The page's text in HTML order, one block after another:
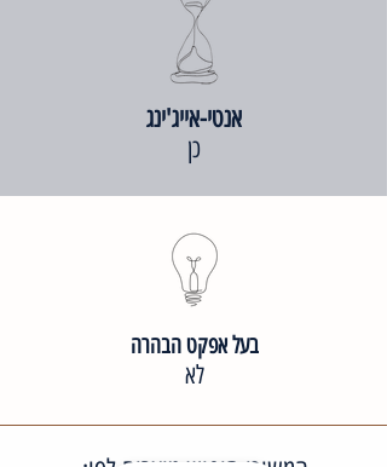
אנטי-אייג'ינג
כן
בעל אפקט הבהרה
לא